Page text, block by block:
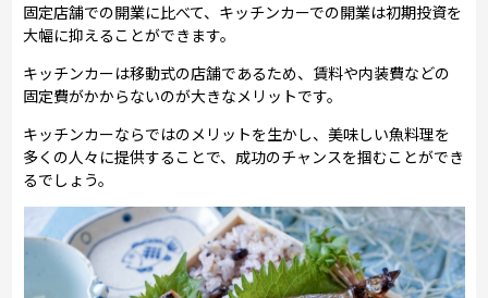
固定店舗での開業に比べて、キッチンカーでの開業は初期投資を
大幅に抑えることができます。
キッチンカーは移動式の店舗であるため、賃料や内装費などの
固定費がかからないのが大きなメリットです。
キッチンカーならではのメリットを生かし、美味しい魚料理を
多くの人々に提供することで、成功のチャンスを掴むことができ
るでしょう。